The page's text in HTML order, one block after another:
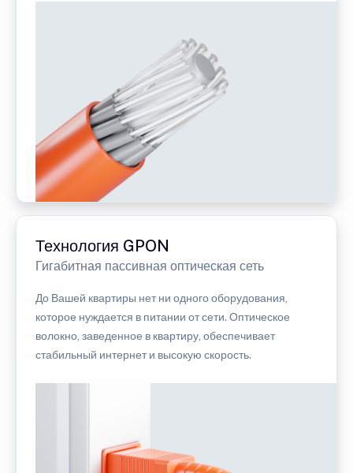
Технология GPON
Гигабитная пассивная оптическая сеть
До Вашей квартиры нет ни одного оборудования,
которое нуждается в питании от сети. Оптическое
волокно, заведенное в квартиру, обеспечивает
стабильный интернет и высокую скорость.